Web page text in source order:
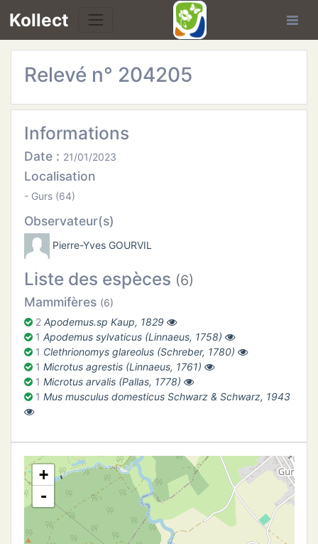
Kollect
Relevé n° 204205
Informations
Date : 21/01/2023
Localisation
- Gurs (64)
Observateur(s)
Pierre-Yves GOURVIL
Liste des espèces (6)
Mammifères (6)
2 Apodemus.sp Kaup, 1829
1 Apodemus sylvaticus (Linnaeus, 1758)
1 Clethrionomys glareolus (Schreber, 1780)
1 Microtus agrestis (Linnaeus, 1761)
1 Microtus arvalis (Pallas, 1778)
1 Mus musculus domesticus Schwarz & Schwarz, 1943
+
-